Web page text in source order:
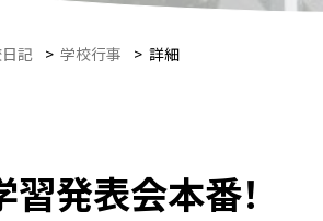
記 > 学校行事 > 詳細
習発表会本番！